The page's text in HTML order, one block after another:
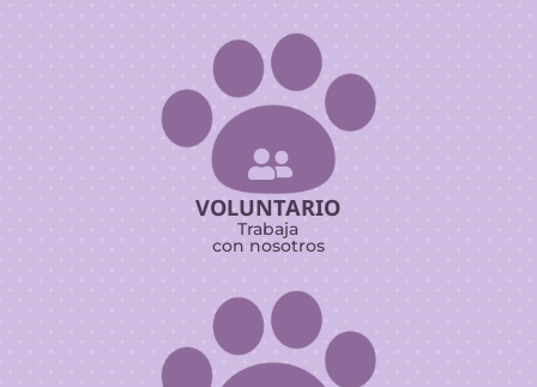

VOLUNTARIO
Trabaja
con nosotros